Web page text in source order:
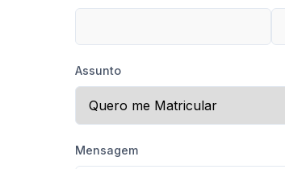
Assunto
Mensagem